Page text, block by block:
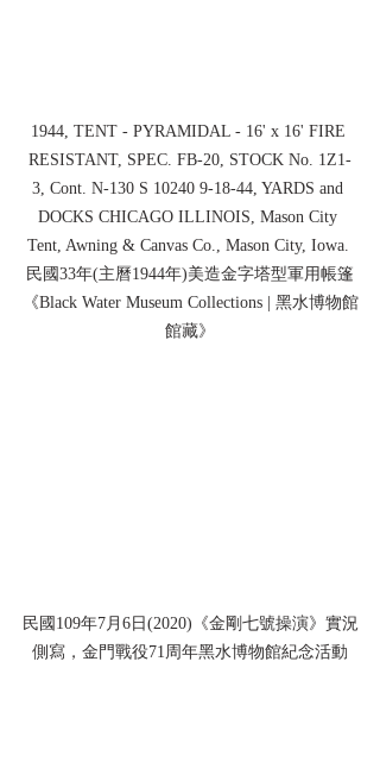
1944, TENT - PYRAMIDAL - 16' x 16' FIRE
RESISTANT, SPEC. FB-20, STOCK No. 1Z1-
3, Cont. N-130 S 10240 9-18-44, YARDS and
DOCKS CHICAGO ILLINOIS, Mason City
Tent, Awning & Canvas Co., Mason City, Iowa.
民國33年(主曆1944年)美造金字塔型軍用帳篷
《Black Water Museum Collections | 黑水博物館
館藏》
民國109年7月6日(2020)《金剛七號操演》實況
側寫，金門戰役71周年黑水博物館紀念活動